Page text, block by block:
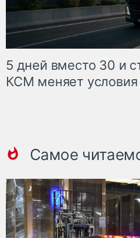
5 дней вместо 30 и
КСМ меняет условия
Самое